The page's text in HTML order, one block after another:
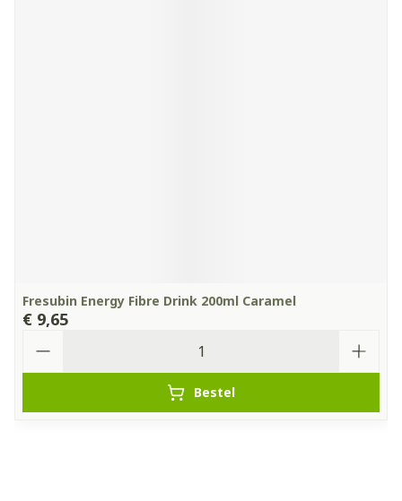
Fresubin Energy Fibre Drink 200ml Caramel
€ 9,65
Bestel